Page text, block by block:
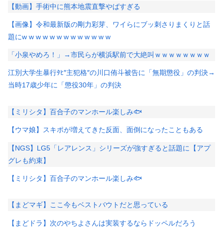
【動画】手術中に熊本地震直撃やばすぎる
【画像】令和最新版の剛力彩芽、ワイらにブッ刺さりまくりと話
題にw w w w w w w w w w w w w
「小泉やめろ！」→市民らが横浜駅前で大絶叫ｗｗｗｗｗｗｗｗ
江別大学生暴行ﾀﾋ″主犯格″の川口侑斗被告に「無期懲役」の判決→
当時17歳少年に「懲役30年」の判決
【ミリシタ】百合子のマンホール楽しみ🐟
【ウマ娘】スキポが増えてきた反面、面倒になったこともある
【NGS】LG5「レアレンス」シリーズが強すぎると話題に【アプ
グレも約束】
【ミリシタ】百合子のマンホール楽しみ🐟
【まどマギ】ここ今もベストバウトだと思っている
【まどドラ】次のやちよさんは実装するならドッペルだろう